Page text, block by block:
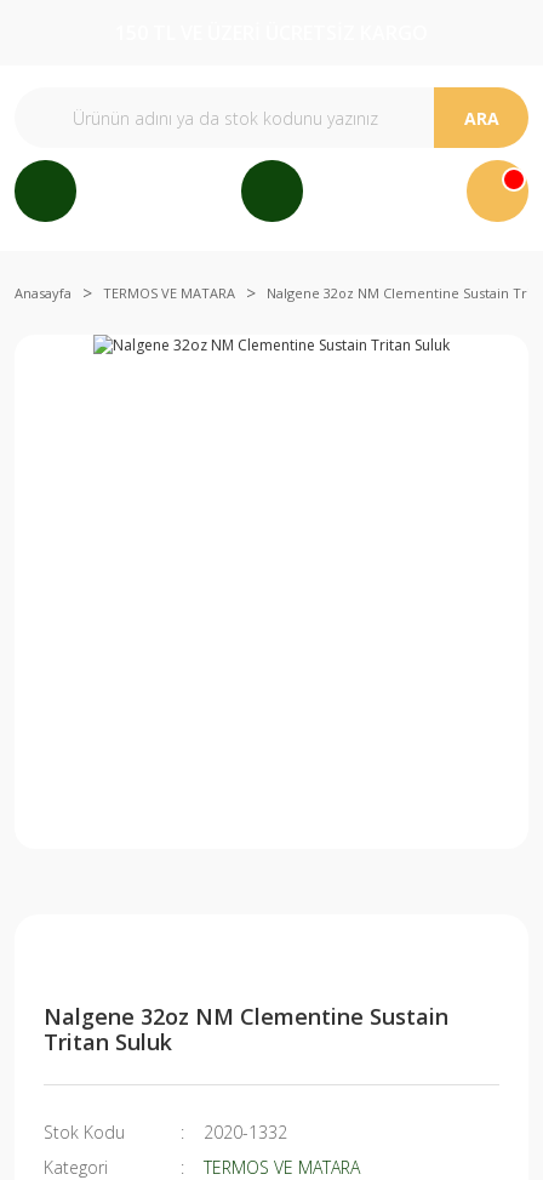
ARA
Anasayfa TERMOS VE MATARA Nalgene 32oz NM Clementine Sustain
Nalgene 32oz NM Clementine Sustain
Tritan Suluk
Stok Kodu
2020-1332
Kategori
TERMOS VE MATARA